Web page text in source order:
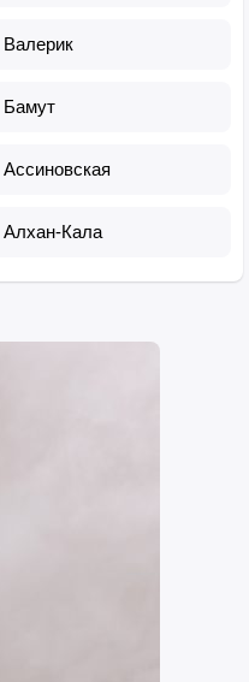
Валерик
Бамут
Ассиновская
Алхан-Кала